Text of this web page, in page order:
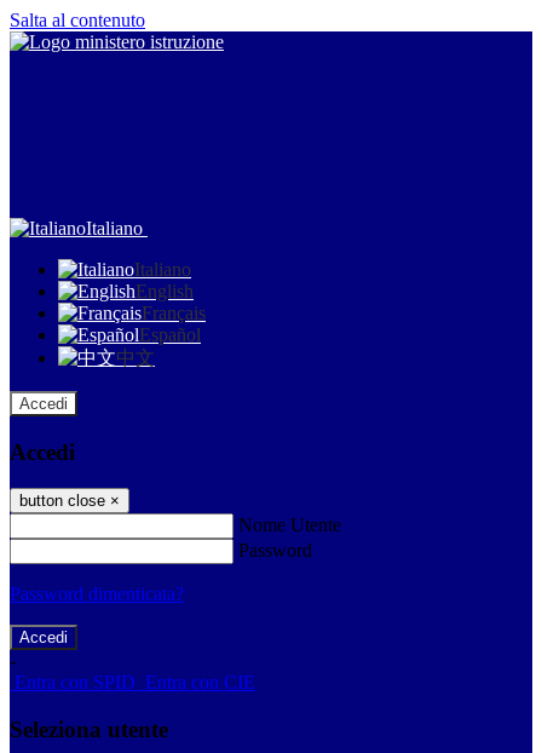
Salta al contenuto
Italiano
Italiano
English
Français
Español
中文
Accedi
Accedi
button close ×
Nome Utente
Password
Password dimenticata?
-
Entra con SPID Entra con CIE
Seleziona utente